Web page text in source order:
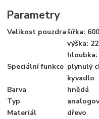
Parametry
Velikost pouzdrašířka:
výška:
hloubka:
Speciální funkce plynulý
kyvadlo
Barva
hnědá
Typ
Materiál
dřevo